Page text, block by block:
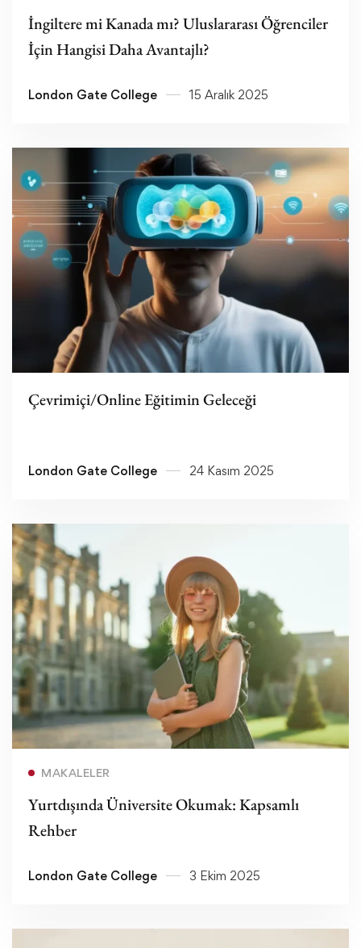
İngiltere mi Kanada mı? Uluslararası Öğrenciler
İçin Hangisi Daha Avantajlı?
London Gate College 15 Aralık 2025
Çevrimiçi/Online Eğitimin Geleceği
London Gate College 24 Kasım 2025
MAKALELER
Yurtdışında Üniversite Okumak: Kapsamlı
Rehber
London Gate College 3 Ekim 2025